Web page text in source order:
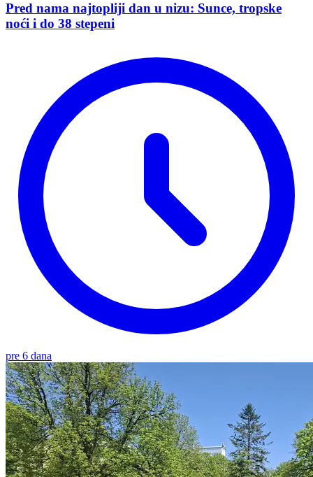
Pred nama najtopliji dan u nizu: Sunce, tropske
noći i do 38 stepeni
pre 6 dana